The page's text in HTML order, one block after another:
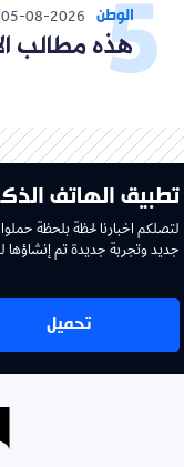
الوطن 05-08-2026
هذه مطالب
تطبيق الهاتف
لتصلكم اخبارنا لحظة بلحظة
جديد وتجربة جديدة تم إنشاؤها
تحميل